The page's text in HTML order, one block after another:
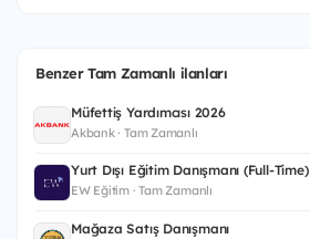
Benzer Tam Zamanlı ilanları
Müfettiş Yardımcısı 2026
Akbank · Tam Zamanlı
Yurt Dışı Eğitim Danışmanı (Full-Time)
EW Eğitim · Tam Zamanlı
Mağaza Satış Danışmanı